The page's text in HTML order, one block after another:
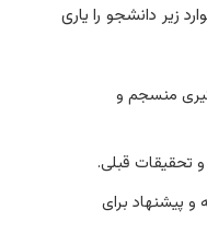
زیر دانشجو را یاری
منسجم و
و تحقیقات قبلی.
پیشنهاد برای